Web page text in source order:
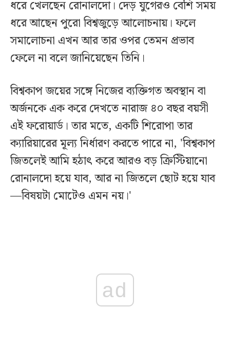
ধরে খেলছেন রোনালদো। দেড় যুগেরও বেশি সময়
ধরে আছেন পুরো বিশ্বজুড়ে আলোচনায়। ফলে
সমালোচনা এখন আর তার ওপর তেমন প্রভাব
ফেলে না বলে জানিয়েছেন তিনি।
বিশ্বকাপ জয়ের সঙ্গে নিজের ব্যক্তিগত অবস্থান বা
অর্জনকে এক করে দেখতে নারাজ ৪০ বছর বয়সী
এই ফরোয়ার্ড। তার মতে, একটি শিরোপা তার
ক্যারিয়ারের মূল্য নির্ধারণ করতে পারে না, 'বিশ্বকাপ
জিতলেই আমি হঠাৎ করে আরও বড় ক্রিস্টিয়ানো
রোনালদো হয়ে যাব, আর না জিতলে ছোট হয়ে যাব
—বিষয়টা মোটেও এমন নয়।'
ad